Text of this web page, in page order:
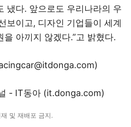
냈다. 앞으로도 우리나라의 우
보이고, 디자인 기업들이 세계
을 아끼지 않겠다.”고 밝혔다.
- IT동아 (it.donga.com)
및 재배포 금지.